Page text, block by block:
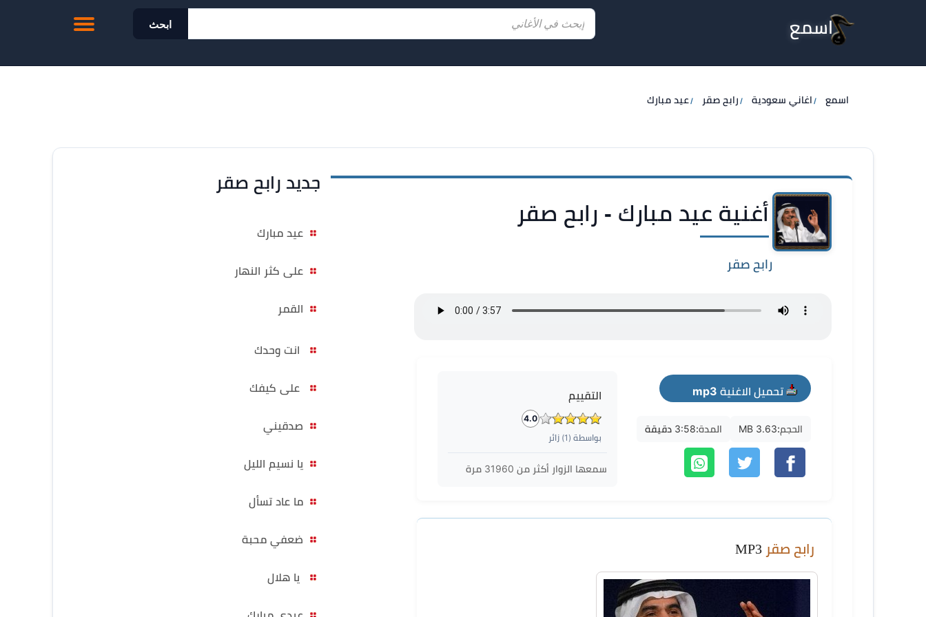
اسمع ابحث
اسمع اغاني سعودية رابح صقر عيد مبارك
أغنية عيد مبارك - رابح صقر
رابح صقر
تحميل الاغنية mp3
الحجم:3.63 MB المدة:3:58 دقيقة
التقييم
4.0
بواسطة ( 1) زائر
سمعها الزوار أكثر من 31960 مرة
رابح صقر
جديد رابح صقر
عيد مبارك
على كثر النهار
القمر
انت وحدك
على كيفك
صدقيني
يا نسيم الليل
ما عاد تسأل
ضعفي محبة
يا هلال